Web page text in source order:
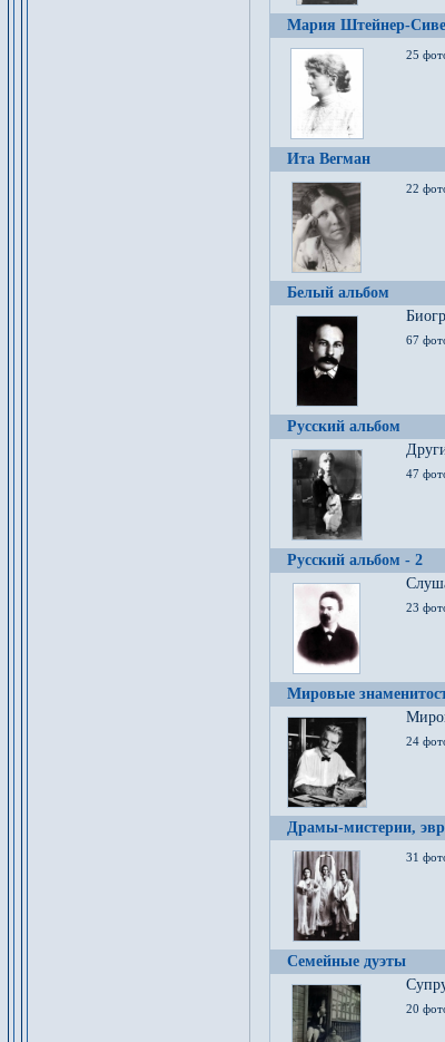
Мария Штейнер-
25
Ита Вегман
22
Белый альбом
67
Русский альбом
47
Русский альбом - 2
23
Мировые
24
Драмы-мистерии,
31
Семейные дуэты
20